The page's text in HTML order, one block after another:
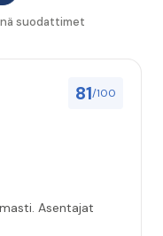
suodattimet
81/100
Asentajat